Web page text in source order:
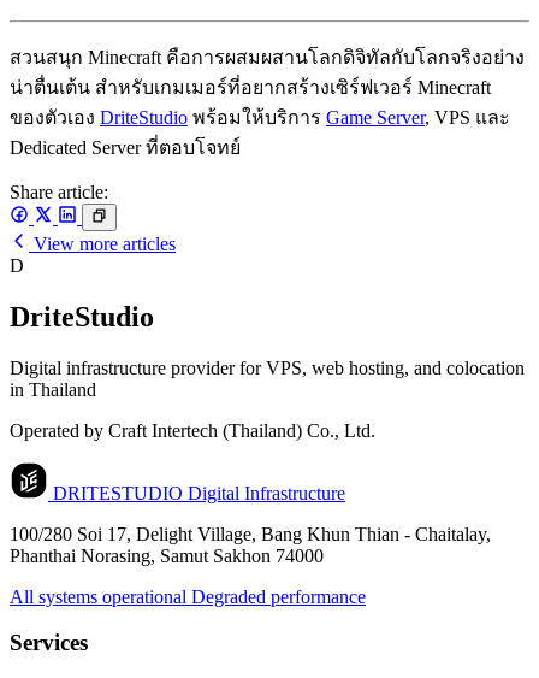
สวนสนุก Minecraft คือการผสมผสานโลกดิจิทัลกับโลกจริงอย่าง
น่าตื่นเต้น สำหรับเกมเมอร์ที่อยากสร้างเซิร์ฟเวอร์ Minecraft
ของตัวเอง DriteStudio พร้อมให้บริการ Game Server, VPS และ
Dedicated Server ที่ตอบโจทย์
Share article:
View more articles
D
DriteStudio
Digital infrastructure provider for VPS, web hosting, and colocation
in Thailand
Operated by Craft Intertech (Thailand) Co., Ltd.
DRITESTUDIO Digital Infrastructure
100/280 Soi 17, Delight Village, Bang Khun Thian - Chaitalay,
Phanthai Norasing, Samut Sakhon 74000
All systems operational Degraded performance
Services